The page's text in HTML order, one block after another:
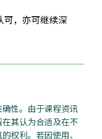
可，亦可继续深
性。由于课程资讯
其认为合适及在不
权利。若因使用、